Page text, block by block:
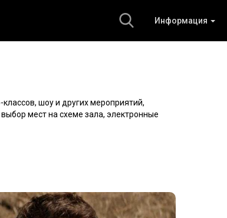
Информация
шоу и других мероприятий,
мест на схеме зала, электронные